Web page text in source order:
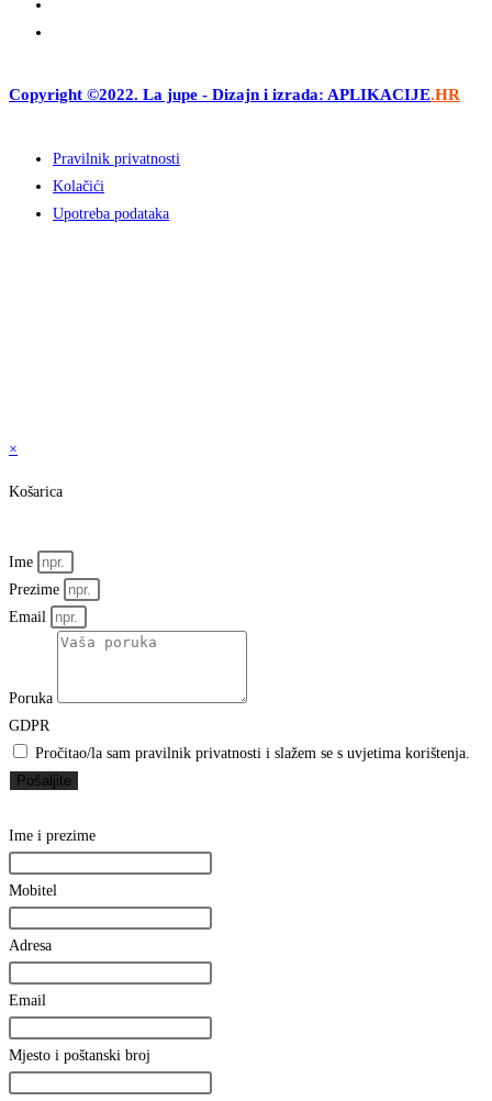
Copyright ©2022. La jupe - Dizajn i izrada: APLIKACIJE.HR
Pravilnik privatnosti
Kolačići
Upotreba podataka
×
Košarica
Ime
Prezime
Email
Poruka
GDPR
Pročitao/la sam pravilnik privatnosti i slažem se s uvjetima korištenja.
Pošaljite
Ime i prezime
Mobitel
Adresa
Email
Mjesto i poštanski broj